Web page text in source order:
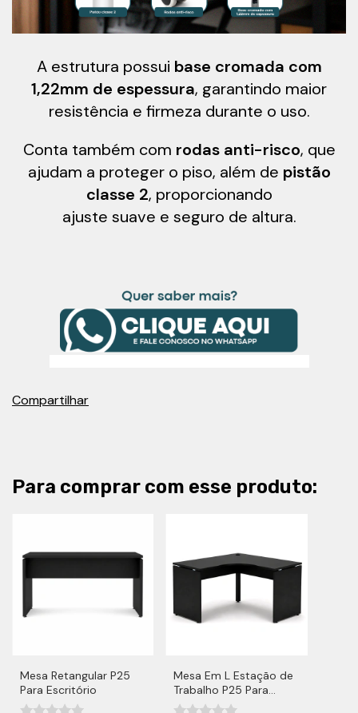
A estrutura possui base cromada com
1,22mm de espessura, garantindo maior
resistência e firmeza durante o uso.
Conta também com rodas anti-risco, que
ajudam a proteger o piso, além de pistão
classe 2, proporcionando
ajuste suave e seguro de altura.
Compartilhar
Para comprar com esse produto:
Mesa Retangular P25
Para Escritório
Mesa Em L Estação de
Trabalho P25 Para
Escritório